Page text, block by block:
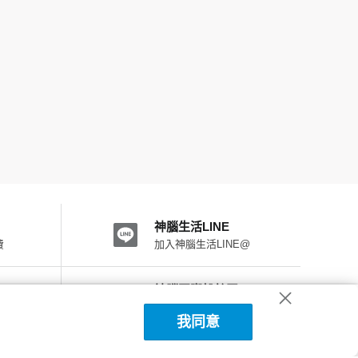
神腦生活LINE
加入神腦生活LINE@
加入FB粉絲團
我同意